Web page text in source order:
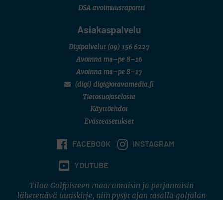
DSA avoimuusraportti
Asiakaspalvelu
Digipalvelut (09) 156 6227
Avoinna ma–pe 8–16
Avoinna ma–pe 8–17
(digi) digi@otavamedia.fi
Tietosuojaseloste
Käyttöehdot
Evästeasetukset
FACEBOOK INSTAGRAM
YOUTUBE
Tilaa Golfpisteen maanantaisin ja perjantaisin
lähetettävä uutiskirje, niin pysyt ajan tasalla golfalan